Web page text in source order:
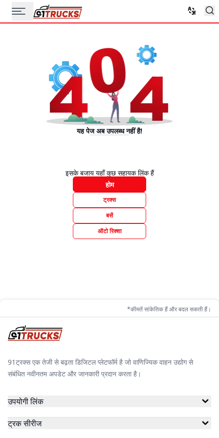
यह पेज अब उपलब्ध नहीं है!
इसके बजाय यहाँ कुछ सहायक लिंक हैं
होम
ट्रक्स
बसें
ऑटो रिक्शा
*कीमतें सांकेतिक हैं और बदल सकती हैं।
91ट्रक्स एक तेजी से बढ़ता डिजिटल प्लेटफॉर्म है जो वाणिज्यिक वाहन उद्योग से
संबंधित नवीनतम अपडेट और जानकारी प्रदान करता है।
उपयोगी लिंक
ट्रक सीरीज